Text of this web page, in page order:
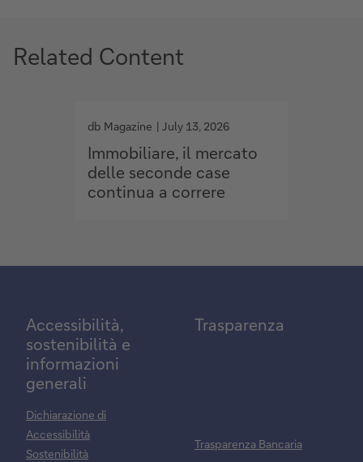
Related Content
o
t
o
db Magazine July 13, 2026
Immobiliare, il mercato
delle seconde case
continua a correre
Accessibilità,
sostenibilità e
informazioni
generali
Dichiarazione di
Accessibilità
Sostenibilità
Trasparenza
Trasparenza Bancaria